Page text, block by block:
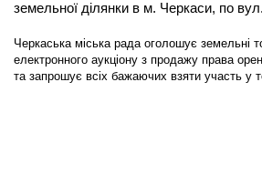
земельної ділянки в м. Черкаси, по
Черкаська міська рада оголошує земельні
електронного аукціону з продажу права
та запрошує всіх бажаючих взяти участь у